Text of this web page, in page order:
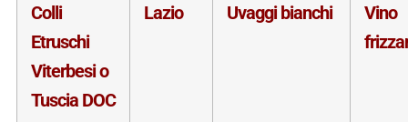
Colli
Etruschi
Viterbesi o
Tuscia DOC
Lazio Uvaggi bianchi
Vino